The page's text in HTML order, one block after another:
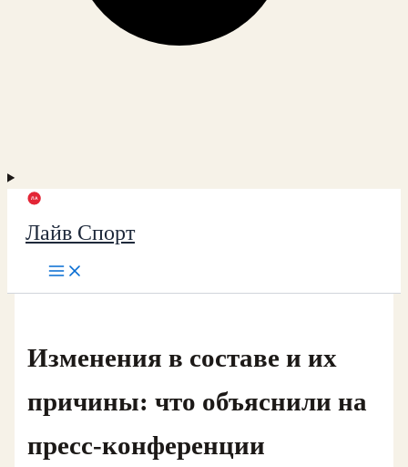
Лайв Спорт
Изменения в составе и их
причины: что объяснили на
пресс-конференции